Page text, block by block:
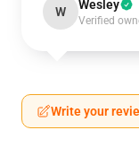
W Wesley
Verified
Write your